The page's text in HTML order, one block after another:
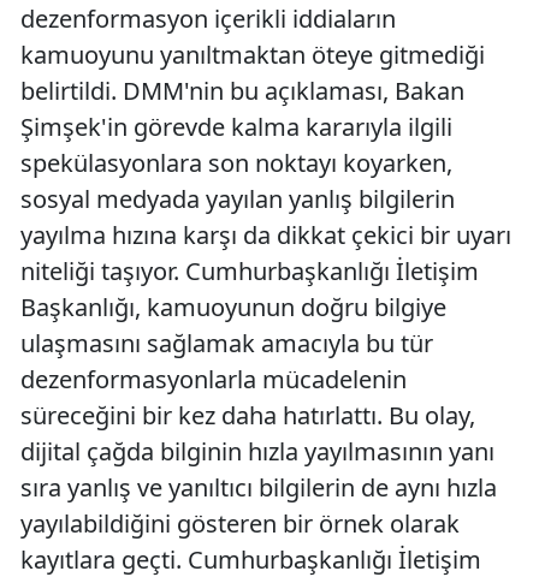
dezenformasyon içerikli iddiaların
kamuoyunu yanıltmaktan öteye gitmediği
belirtildi. DMM'nin bu açıklaması, Bakan
Şimşek'in görevde kalma kararıyla ilgili
spekülasyonlara son noktayı koyarken,
sosyal medyada yayılan yanlış bilgilerin
yayılma hızına karşı da dikkat çekici bir uyarı
niteliği taşıyor. Cumhurbaşkanlığı İletişim
Başkanlığı, kamuoyunun doğru bilgiye
ulaşmasını sağlamak amacıyla bu tür
dezenformasyonlarla mücadelenin
süreceğini bir kez daha hatırlattı. Bu olay,
dijital çağda bilginin hızla yayılmasının yanı
sıra yanlış ve yanıltıcı bilgilerin de aynı hızla
yayılabildiğini gösteren bir örnek olarak
kayıtlara geçti. Cumhurbaşkanlığı İletişim